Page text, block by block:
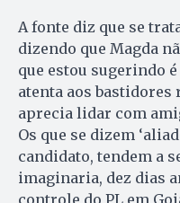
A fonte diz que se
dizendo que Magda
que estou sugerindo
atenta aos
aprecia lidar com
Os que se dizem
candidato, tendem a
imaginaria, dez dias
controle do PL em